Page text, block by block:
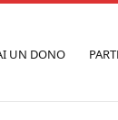
UN DONO